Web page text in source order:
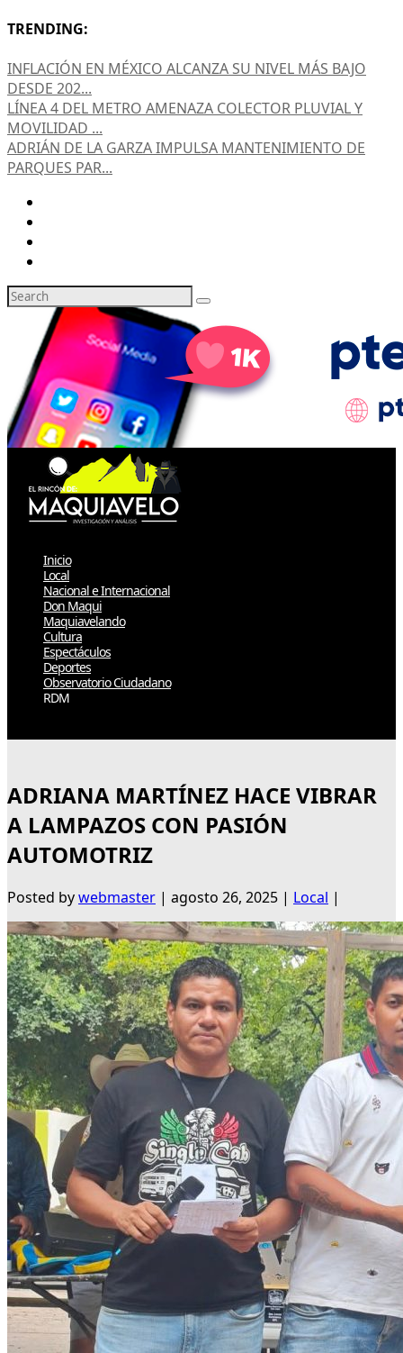
TRENDING:
INFLACIÓN EN MÉXICO ALCANZA SU NIVEL MÁS BAJO
DESDE 202...
LÍNEA 4 DEL METRO AMENAZA COLECTOR PLUVIAL Y
MOVILIDAD ...
ADRIÁN DE LA GARZA IMPULSA MANTENIMIENTO DE
PARQUES PAR...
Inicio
Local
Nacional e Internacional
Don Maqui
Maquiavelando
Cultura
Espectáculos
Deportes
Observatorio Ciudadano
RDM
ADRIANA MARTÍNEZ HACE VIBRAR
A LAMPAZOS CON PASIÓN
AUTOMOTRIZ
Posted bywebmaster | agosto 26, 2025 | Local |